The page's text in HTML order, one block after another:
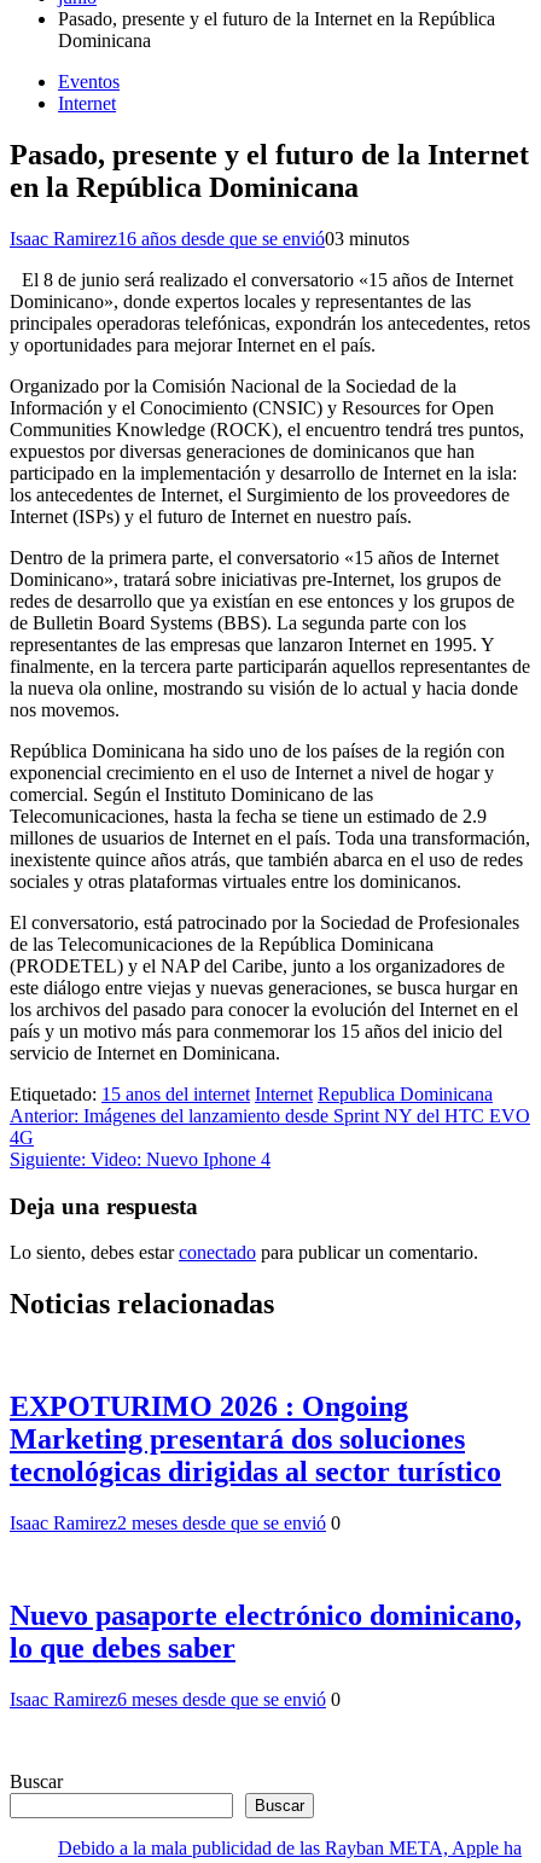
Pasado, presente y el futuro de la Internet en la República
Dominicana
Eventos
Internet
Pasado, presente y el futuro de la Internet
en la República Dominicana
Isaac Ramirez16 años desde que se envió03 minutos
El 8 de junio será realizado el conversatorio «15 años de Internet
Dominicano», donde expertos locales y representantes de las
principales operadoras telefónicas, expondrán los antecedentes, retos
y oportunidades para mejorar Internet en el país.
Organizado por la Comisión Nacional de la Sociedad de la
Información y el Conocimiento (CNSIC) y Resources for Open
Communities Knowledge (ROCK), el encuentro tendrá tres puntos,
expuestos por diversas generaciones de dominicanos que han
participado en la implementación y desarrollo de Internet en la isla:
los antecedentes de Internet, el Surgimiento de los proveedores de
Internet (ISPs) y el futuro de Internet en nuestro país.
Dentro de la primera parte, el conversatorio «15 años de Internet
Dominicano», tratará sobre iniciativas pre-Internet, los grupos de
redes de desarrollo que ya existían en ese entonces y los grupos de
de Bulletin Board Systems (BBS). La segunda parte con los
representantes de las empresas que lanzaron Internet en 1995. Y
finalmente, en la tercera parte participarán aquellos representantes de
la nueva ola online, mostrando su visión de lo actual y hacia donde
nos movemos.
República Dominicana ha sido uno de los países de la región con
exponencial crecimiento en el uso de Internet a nivel de hogar y
comercial. Según el Instituto Dominicano de las
Telecomunicaciones, hasta la fecha se tiene un estimado de 2.9
millones de usuarios de Internet en el país. Toda una transformación,
inexistente quince años atrás, que también abarca en el uso de redes
sociales y otras plataformas virtuales entre los dominicanos.
El conversatorio, está patrocinado por la Sociedad de Profesionales
de las Telecomunicaciones de la República Dominicana
(PRODETEL) y el NAP del Caribe, junto a los organizadores de
este diálogo entre viejas y nuevas generaciones, se busca hurgar en
los archivos del pasado para conocer la evolución del Internet en el
país y un motivo más para conmemorar los 15 años del inicio del
servicio de Internet en Dominicana.
Etiquetado: 15 anos del internet Internet Republica Dominicana
Navegación
de
Anterior: Imágenes del lanzamiento desde Sprint NY del HTC EVO
4G
Siguiente: Video: Nuevo Iphone 4
Deja una respuesta
Lo siento, debes estarconectado para publicar un comentario.
Noticias relacionadas
EXPOTURIMO 2026 : Ongoing
Marketing presentará dos soluciones
tecnológicas dirigidas al sector turístico
Isaac Ramirez2 meses desde que se envió 0
Nuevo pasaporte electrónico dominicano,
lo que debes saber
Isaac Ramirez6 meses desde que se envió 0
Buscar
Buscar
Debido a la mala publicidad de las Rayban META, Apple ha